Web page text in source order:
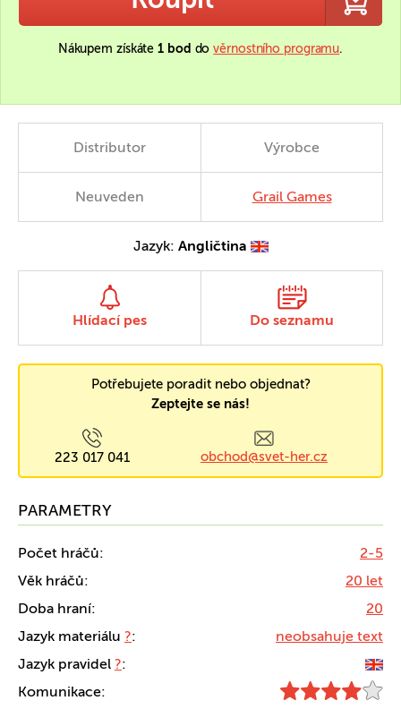
Nákupem získáte1 bod dověrnostního programu.
Distributor Výrobce
Neuveden Grail Games
Jazyk: Angličtina
Hlídací pes Do seznamu
Potřebujete poradit nebo objednat?
Zeptejte se nás!
223 017 041 obchod@svet-her.cz
PARAMETRY
Počet hráčů:
2-5
Věk hráčů:
20 let
Doba hraní:
20
Jazyk materiálu ?:
neobsahuje text
Jazyk pravidel ?:
Komunikace: